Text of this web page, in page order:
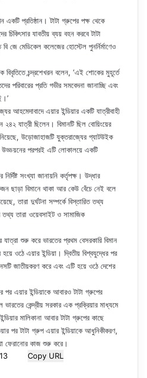
একটি প্রতিষ্ঠান। টাটা গ্রুপের পক্ষ থেকে
যাবতীয় ব্যয় বহন করবে টাটা
বি জে মেডিকেল কলেজের হোস্টেল পুনর্নির্মাণেও
চন্দ্রশেখরন বলেন, ‘এই শোকের মুহূর্তে
পরিবারের প্রতি গভীর সমবেদনা জানাচ্ছি এবং
আহমেদাবাদে এয়ার ইন্ডিয়ার একটি যাত্রীবাহী
যাত্রী ছিলেন। বিমানটি ছিল বোয়িংয়ের
উড়োজাহাজটি যুক্তরাজ্যের গ্যাটউইক
উড্ডয়নের পরপরই এটি লোকালয়ে একটি
সংখ্যা জানায়নি কর্তৃপক্ষ। উদ্ধার
বিমানে থাকা আর কেউ বেঁচে নেই বলে
তারা দুর্ঘটনা সম্পর্কে বিস্তারিত তথ্য
তথ্য তারা ওয়েবসাইট ও সামাজিক
শুরু করে ভারতের প্রথম বেসরকারি বিমান
হয়ে ওঠে এয়ার ইন্ডিয়া। দ্বিতীয় বিশ্বযুদ্ধের পর
জাতীয়করণ করে এবং এটি হয়ে ওঠে দেশের
পর এয়ার ইন্ডিয়াকে আবারও টাটা গ্রুপের
কেন্দ্রীয় সরকার এক প্রক্রিয়ার মাধ্যমে
মালিকানা আবার টাটা গ্রুপের কাছে
পর টাটা গ্রুপ এয়ার ইন্ডিয়াকে আধুনিকীকরণ,
ফেরানোর কাজ শুরু করে।
Copy URL